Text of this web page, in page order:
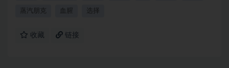
蒸汽朋克 血腥 选择
收藏 链接